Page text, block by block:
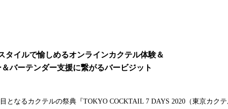
タイルで愉しめるオンラインカクテル体験＆
バーテンダー支援に繋がるバービジット
なるカクテルの祭典『TOKYO COCKTAIL 7 DAYS 2020（東京カク